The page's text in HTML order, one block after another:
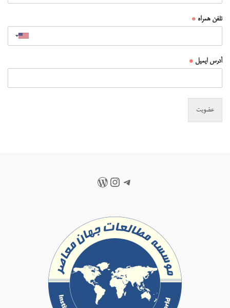
تلفن همراه *
آدرس ایمیل *
عضویت
تلگراماینستاگرم
وردپرس